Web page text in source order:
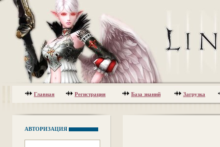
Главная Регистрация База знаний Загрузка
АВТОРИЗАЦИЯ